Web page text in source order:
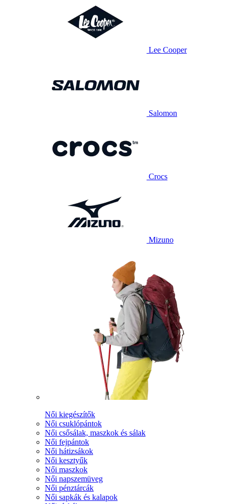
Lee Cooper
Salomon
Crocs
Mizuno
Női kiegészítők
Női csuklópántok
Női csősálak, maszkok és sálak
Női fejpántok
Női hátizsákok
Női kesztyűk
Női maszkok
Női napszemüveg
Női pénztárcák
Női sapkák és kalapok